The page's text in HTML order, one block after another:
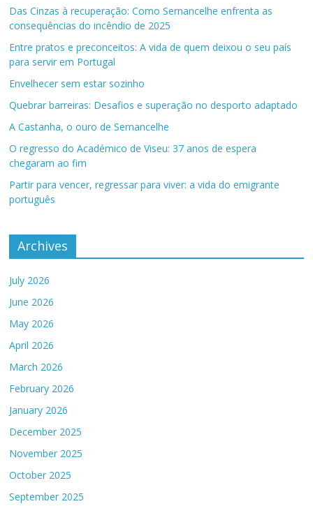
Das Cinzas à recuperação: Como Sernancelhe enfrenta as
consequências do incêndio de 2025
Entre pratos e preconceitos: A vida de quem deixou o seu país
para servir em Portugal
Envelhecer sem estar sozinho
Quebrar barreiras: Desafios e superação no desporto adaptado
A Castanha, o ouro de Sernancelhe
O regresso do Académico de Viseu: 37 anos de espera
chegaram ao fim
Partir para vencer, regressar para viver: a vida do emigrante
português
Archives
July 2026
June 2026
May 2026
April 2026
March 2026
February 2026
January 2026
December 2025
November 2025
October 2025
September 2025